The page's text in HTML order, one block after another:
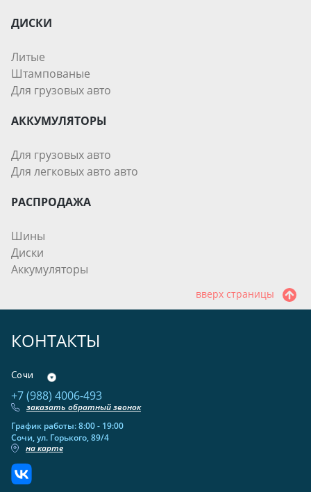
ДИСКИ
Литые
Штампованые
Для грузовых авто
АККУМУЛЯТОРЫ
Для грузовых авто
Для легковых авто авто
РАСПРОДАЖА
Шины
Диски
Аккумуляторы
вверх страницы
КОНТАКТЫ
Сочи
+7 (988) 4006-493
заказать обратный звонок
График работы: 8:00 - 19:00
Сочи, ул. Горького, 89/4
на карте